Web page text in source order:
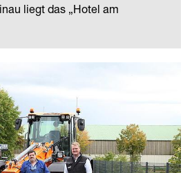
liegt das „Hotel am